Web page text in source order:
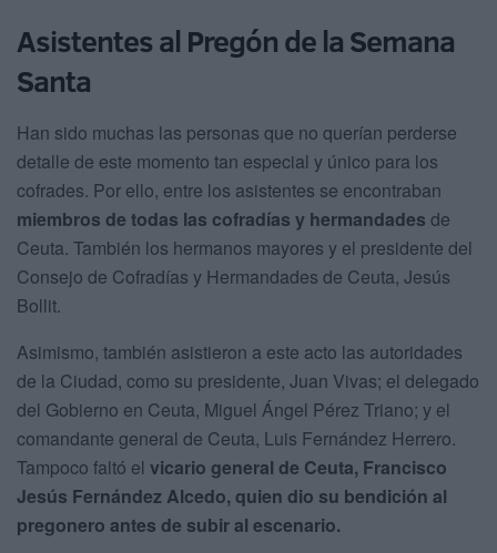
Asistentes al Pregón de la Semana
Santa
Han sido muchas las personas que no querían perderse
detalle de este momento tan especial y único para los
cofrades. Por ello, entre los asistentes se encontraban
miembros de todas las cofradías y hermandades de
Ceuta. También los hermanos mayores y el presidente del
Consejo de Cofradías y Hermandades de Ceuta, Jesús
Bollit.
Asimismo, también asistieron a este acto las autoridades
de la Ciudad, como su presidente, Juan Vivas; el delegado
del Gobierno en Ceuta, Miguel Ángel Pérez Triano; y el
comandante general de Ceuta, Luis Fernández Herrero.
Tampoco faltó el vicario general de Ceuta, Francisco
Jesús Fernández Alcedo, quien dio su bendición al
pregonero antes de subir al escenario.